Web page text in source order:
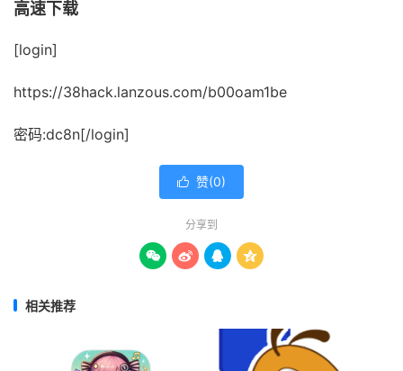
高速下载
[login]
https://38hack.lanzous.com/b00oam1be
密码:dc8n[/login]
 赞(0)
分享到
   
相关推荐